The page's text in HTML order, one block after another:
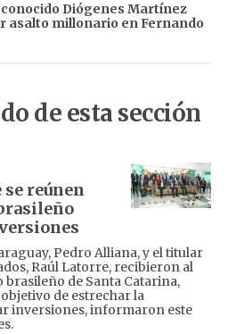
Diógenes Martínez
asalto millonario en Fernando
de esta sección
reúnen
Pedro Alliana, y el titular
Raúl Latorre, recibieron al
de Santa Catarina,
de estrechar la
inversiones, informaron este